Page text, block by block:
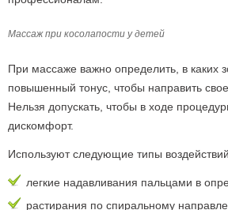
Массаж при косолапости у детей
При массаже важно определить, в каких
повышенный тонус, чтобы направить
Нельзя допускать, чтобы в ходе
дискомфорт.
Используют следующие типы
легкие надавливания пальцами в
растирания по спиральному